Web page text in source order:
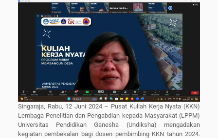
Singaraja, Rabu, 12 Juni 2024 – Pusat Kuliah Kerja Nyata (KKN)
Lembaga Penelitian dan Pengabdian kepada Masyarakat (LPPM)
Universitas Pendidikan Ganesha (Undiksha) mengadakan
kegiatan pembekalan bagi dosen pembimbing KKN tahun 2024.